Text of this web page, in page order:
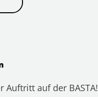
Auftritt auf der BASTA!